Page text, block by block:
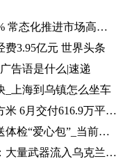
上半年北交所IPO数量同比增长121% 常态化推进市场高质量扩容 要闻
费3.95亿元 世界头条
告语是什么|速递
_上海到乌镇怎么坐车
绿地集团上半年交付面积1123万平方米 6月交付616.9万平方米-环球观热点
拥军医疗优待月，海南这家医院赠送体检“爱心包”_当前头条
全球视点！中国常驻联合国副代表：大量武器流入乌克兰 外溢影响和扩散风险与日俱增